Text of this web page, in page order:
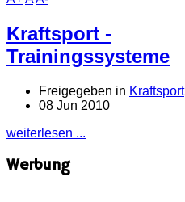
Kraftsport -
Trainingssysteme
Freigegeben in Kraftsport
08 Jun 2010
weiterlesen ...
Werbung